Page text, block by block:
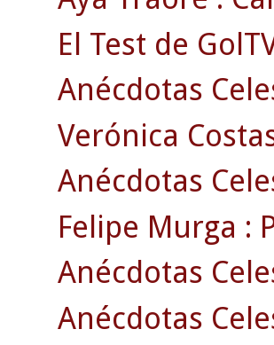
El Test de
Anécdotas
Verónica
Anécdotas
Felipe Murga :
Anécdotas
Anécdotas